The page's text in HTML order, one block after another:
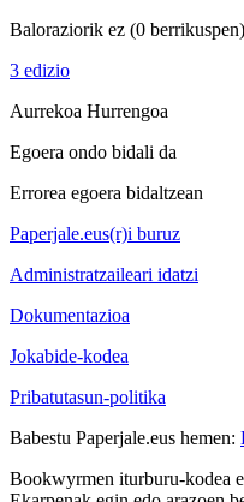
Baloraziorik ez (0 berrikuspen)
3 edizio
Aurrekoa Hurrengoa
Egoera ondo bidali da
Errorea egoera bidaltzean
Paperjale.eus(r)i buruz
Administratzaileari idatzi
Dokumentazioa
Jokabide-kodea
Pribatutasun-politika
Babestu Paperjale.eus hemen:
Bookwyrmen iturburu-kodea